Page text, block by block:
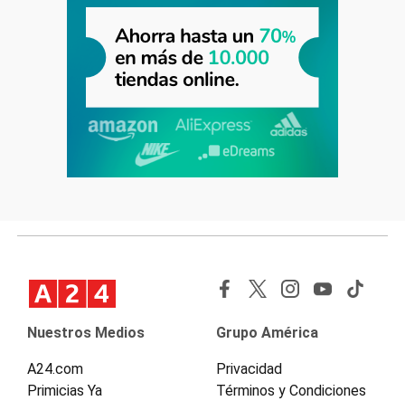
Nuestros Medios
A24.com
Primicias Ya
Grupo América
Privacidad
Términos y Condiciones